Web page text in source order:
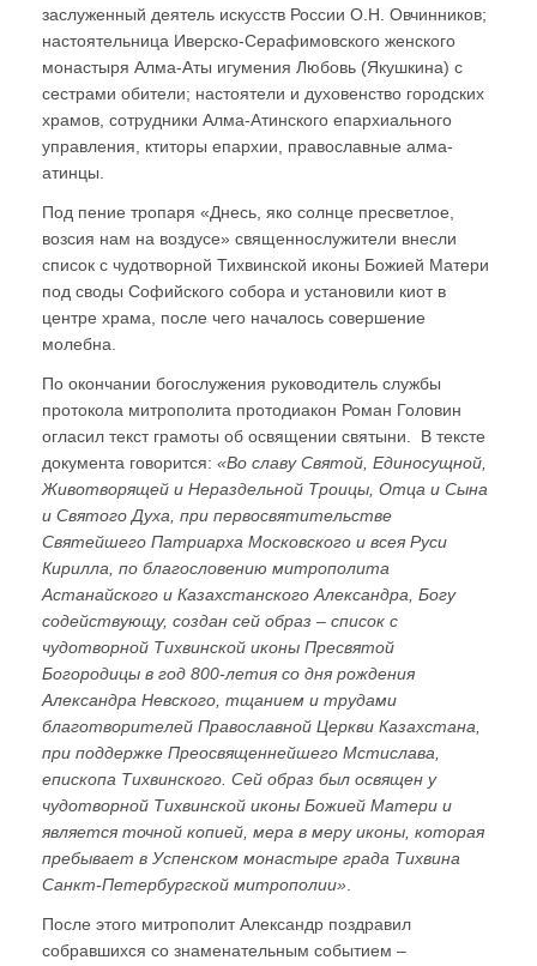
заслуженный деятель искусств России О.Н. Овчинников;
настоятельница Иверско-Серафимовского женского
монастыря Алма-Аты игумения Любовь (Якушкина) с
сестрами обители; настоятели и духовенство городских
храмов, сотрудники Алма-Атинского епархиального
управления, ктиторы епархии, православные алма-
атинцы.
Под пение тропаря «Днесь, яко солнце пресветлое,
возсия нам на воздусе» священнослужители внесли
список с чудотворной Тихвинской иконы Божией Матери
под своды Софийского собора и установили киот в
центре храма, после чего началось совершение
молебна.
По окончании богослужения руководитель службы
протокола митрополита протодиакон Роман Головин
огласил текст грамоты об освящении святыни. В тексте
документа говорится: «Во славу Святой, Единосущной,
Животворящей и Нераздельной Троицы, Отца и Сына
и Святого Духа, при первосвятительстве
Святейшего Патриарха Московского и всея Руси
Кирилла, по благословению митрополита
Астанайского и Казахстанского Александра, Богу
содействующу, создан сей образ – список с
чудотворной Тихвинской иконы Пресвятой
Богородицы в год 800-летия со дня рождения
Александра Невского, тщанием и трудами
благотворителей Православной Церкви Казахстана,
при поддержке Преосвященнейшего Мстислава,
епископа Тихвинского. Сей образ был освящен у
чудотворной Тихвинской иконы Божией Матери и
является точной копией, мера в меру иконы, которая
пребывает в Успенском монастыре града Тихвина
Санкт-Петербургской митрополии».
После этого митрополит Александр поздравил
собравшихся со знаменательным событием –